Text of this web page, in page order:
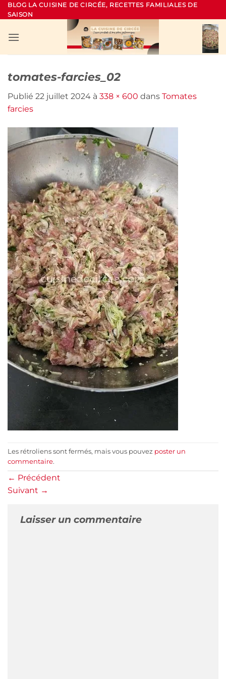
Passer
au
BLOG LA CUISINE DE CIRCÉE, RECETTES FAMILIALES DE
SAISON
tomates-farcies_02
Publié 22 juillet 2024 à 338 × 600 dans Tomates
farcies
Les rétroliens sont fermés, mais vous pouvez poster un
commentaire.
← Précédent
Suivant →
Laisser un commentaire